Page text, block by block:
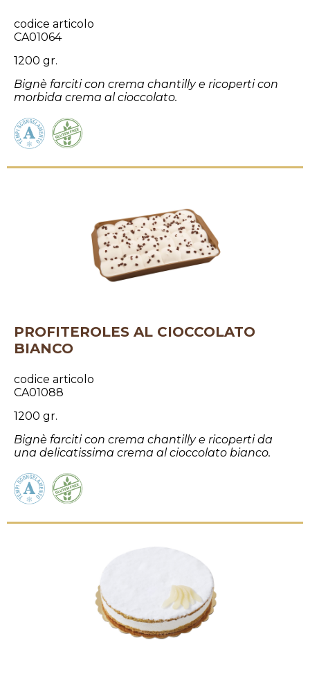
codice articolo
CA01064
1200 gr.
Bignè farciti con crema chantilly e ricoperti con
morbida crema al cioccolato.
PROFITEROLES AL CIOCCOLATO
BIANCO
codice articolo
CA01088
1200 gr.
Bignè farciti con crema chantilly e ricoperti da
una delicatissima crema al cioccolato bianco.